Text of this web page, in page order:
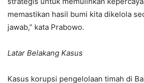
memastikan hasil bumi kita dikelola
jawab,” kata Prabowo.
Latar Belakang Kasus
Kasus korupsi pengelolaan timah di